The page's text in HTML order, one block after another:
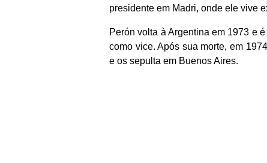
presidente em Madri, onde ele vive
Perón volta à Argentina em 1973 e
como vice. Após sua morte, em
e os sepulta em Buenos Aires.